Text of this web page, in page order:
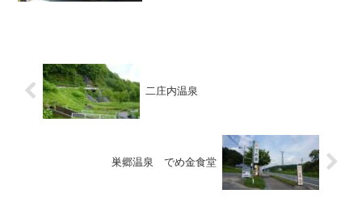
二庄内温泉
巣郷温泉 でめ金食堂